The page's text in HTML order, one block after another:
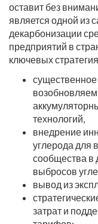
оставит без
является одной из
декарбонизации
предприятий в
ключевых
технологий,
внедрение
углерода для
сообщества в
выбросов
вывод из
затрат и